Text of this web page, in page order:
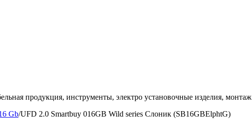
продукция, инструменты, электро установочные изделия, монтаж
Gb/UFD 2.0 Smartbuy 016GB Wild series Слоник (SB16GBElphtG)